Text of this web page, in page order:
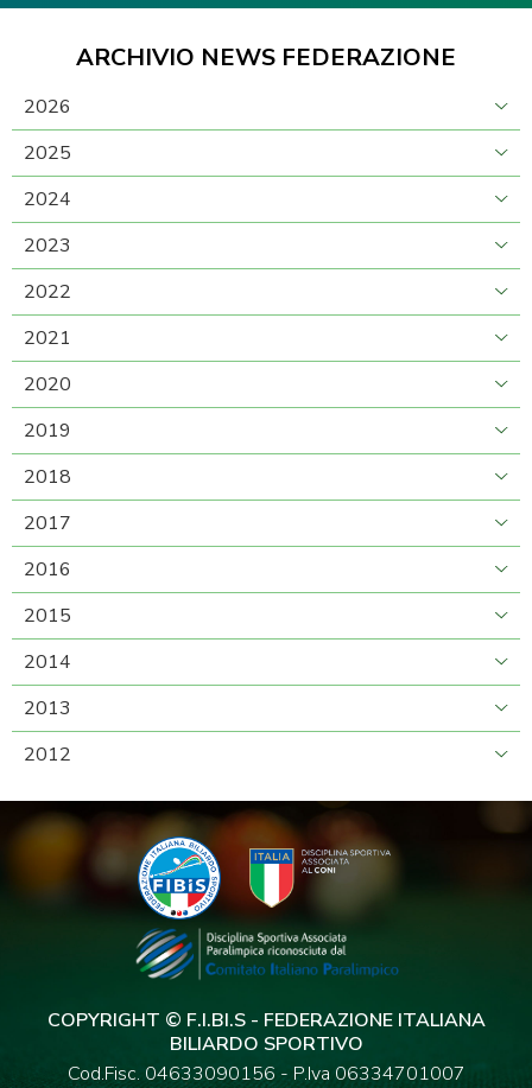
ARCHIVIO NEWS FEDERAZIONE
2026
2025
2024
2023
2022
2021
2020
2019
2018
2017
2016
2015
2014
2013
2012
COPYRIGHT © F.I.BI.S - FEDERAZIONE ITALIANA
BILIARDO SPORTIVO
Cod.Fisc. 04633090156 - P.Iva 06334701007